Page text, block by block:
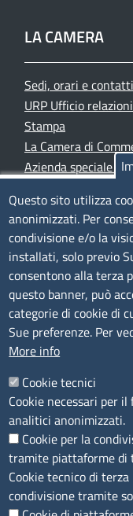
LA CAMERA
Sedi, orari e contatti
URP Ufficio
Stampa
La Camera di
Azienda speciale
TRASPARENZA
Albo Online
Amministrazione
Bandi e concorsi
Segnalazioni
Accessibilità
IBAN e pagamenti
Informative privacy
Verifiche PA
Attuazione misure
Modulistica
SEGUICI SU
Questo sito utilizza
anonimizzati. Per
condivisione e/o la
installati, solo previo
consentono alla terza
questo banner, può
categorie di cookie di
Sue preferenze. Per
More info
Cookie tecnici
Cookie necessari per
analitici anonimizzati.
Cookie per la
tramite piattaforme di
Cookie tecnico di
condivisione tramite